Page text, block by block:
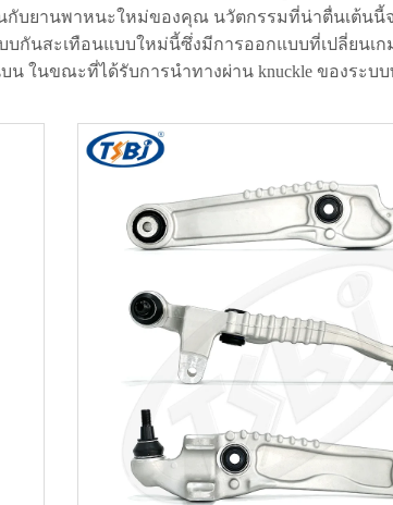
บยานพาหนะใหม่ของคุณ นวัตกรรมที่น่าตื่นเต้นนี้
สะเทือนแบบใหม่นี้ซึ่งมีการออกแบบที่เปลี่ยนเกม
ในขณะที่ได้รับการนำทางผ่าน knuckle ของระบ